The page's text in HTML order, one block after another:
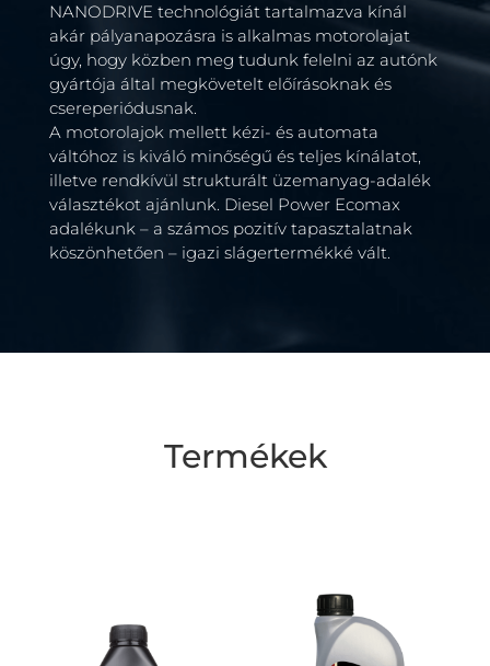
NANODRIVE technológiát tartalmazva kínál
akár pályanapozásra is alkalmas motorolajat
úgy, hogy közben meg tudunk felelni az autónk
gyártója által megkövetelt előírásoknak és
csereperiódusnak.
A motorolajok mellett kézi- és automata
váltóhoz is kiváló minőségű és teljes kínálatot,
illetve rendkívül strukturált üzemanyag-adalék
választékot ajánlunk. Diesel Power Ecomax
adalékunk – a számos pozitív tapasztalatnak
köszönhetően – igazi slágertermékké vált.
Termékek